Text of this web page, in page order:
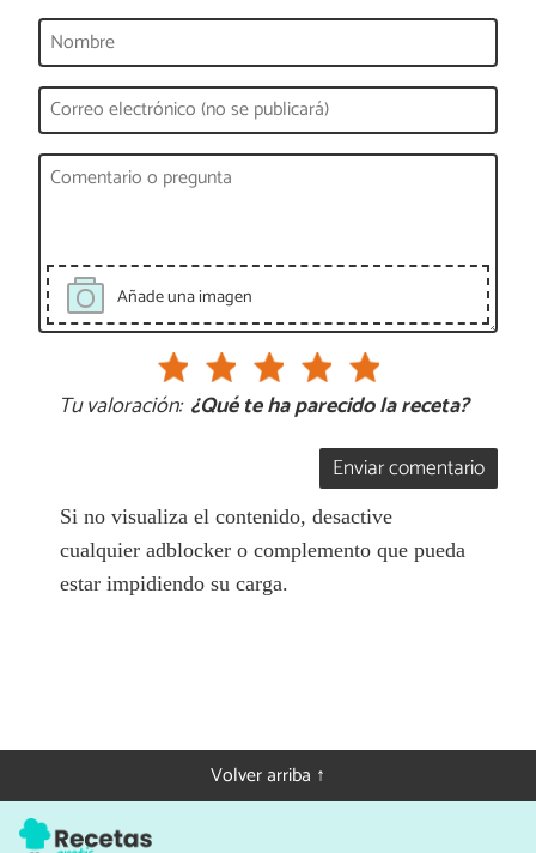
Añade una imagen
Tu valoración: ¿Qué te ha parecido la receta?
Enviar comentario
Si no visualiza el contenido, desactive
cualquier adblocker o complemento que pueda
estar impidiendo su carga.
Volver arriba ↑